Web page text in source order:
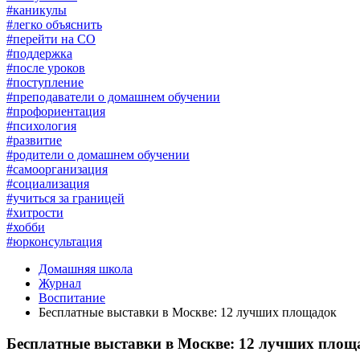
#каникулы
#легко объяснить
#перейти на СО
#поддержка
#после уроков
#поступление
#преподаватели о домашнем обучении
#профориентация
#психология
#развитие
#родители о домашнем обучении
#самоорганизация
#социализация
#учиться за границей
#хитрости
#хобби
#юрконсультация
Домашняя школа
Журнал
Воспитание
Бесплатные выставки в Москве: 12 лучших площадок
Бесплатные выставки в Москве: 12 лучших